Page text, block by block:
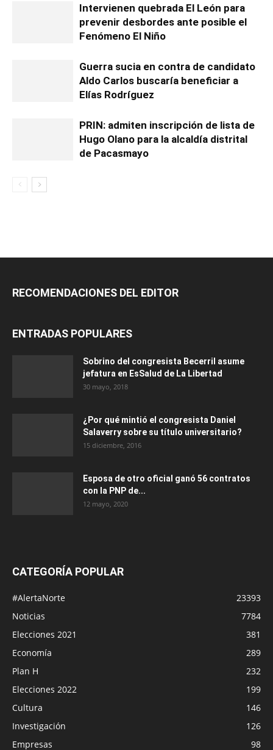
Intervienen quebrada El León para
prevenir desbordes ante posible el
Fenómeno El Niño
Guerra sucia en contra de candidato
Aldo Carlos buscaría beneficiar a
Elías Rodríguez
PRIN: admiten inscripción de lista de
Hugo Olano para la alcaldía distrital
de Pacasmayo
RECOMENDACIONES DEL EDITOR
ENTRADAS POPULARES
Sobrino del congresista Becerril asume
jefatura en EsSalud de La Libertad
30 mayo, 2018
¿Por qué mintió el congresista Daniel
Salaverry sobre su título universitario?
15 diciembre, 2016
Esposa de otro oficial ganó 56 contratos
con la PNP de...
12 mayo, 2020
CATEGORÍA POPULAR
#AlertaNorte
23393
Noticias
7784
Elecciones 2021
381
Economía
289
Plan H
232
Elecciones 2022
199
Cultura
146
Investigación
126
Empresas
98